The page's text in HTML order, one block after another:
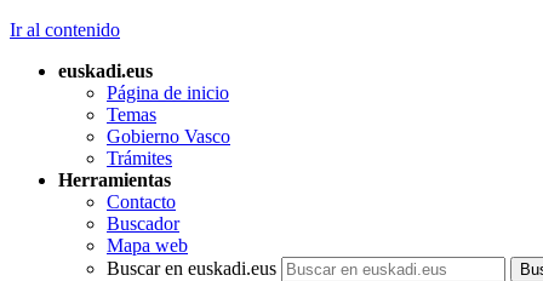
Ir al contenido
euskadi.eus
Página de inicio
Temas
Gobierno Vasco
Trámites
Herramientas
Contacto
Buscador
Mapa web
Buscar en euskadi.eus